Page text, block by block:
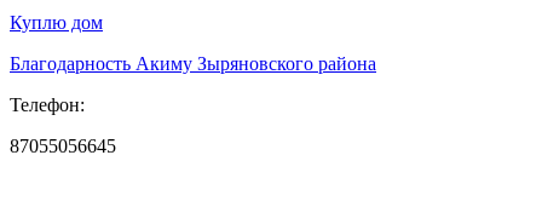
Куплю дом
Благодарность Акиму Зыряновского района
Телефон:
87055056645